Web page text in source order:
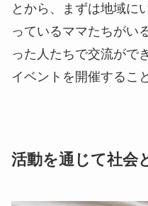
とから、まずは地域に
っているママたちがい
った人たちで交流がで
イベントを開催するこ
活動を通じて社会